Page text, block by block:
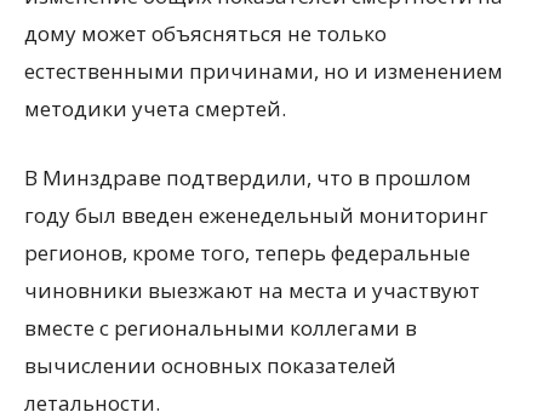
дому может объясняться не только
естественными причинами, но и изменением
методики учета смертей.
В Минздраве подтвердили, что в прошлом
году был введен еженедельный мониторинг
регионов, кроме того, теперь федеральные
чиновники выезжают на места и участвуют
вместе с региональными коллегами в
вычислении основных показателей
летальности.